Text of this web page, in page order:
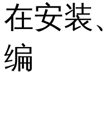
在安装
编